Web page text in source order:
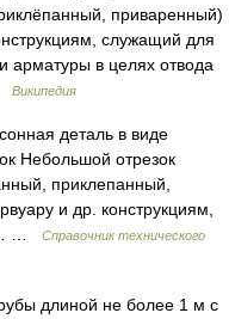
приваренный)
служащий для
арматуры в целях отвода
Википедия
деталь в виде
Небольшой отрезок
приклепанный,
и др. конструкциям,
…
Справочник технического
длиной не более 1 м с